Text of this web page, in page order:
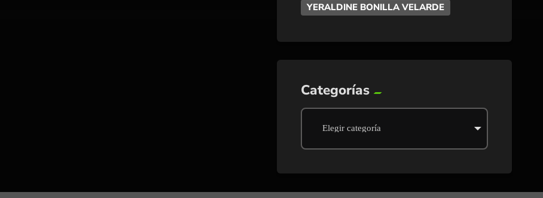
YERALDINE BONILLA VELARDE
Categorías